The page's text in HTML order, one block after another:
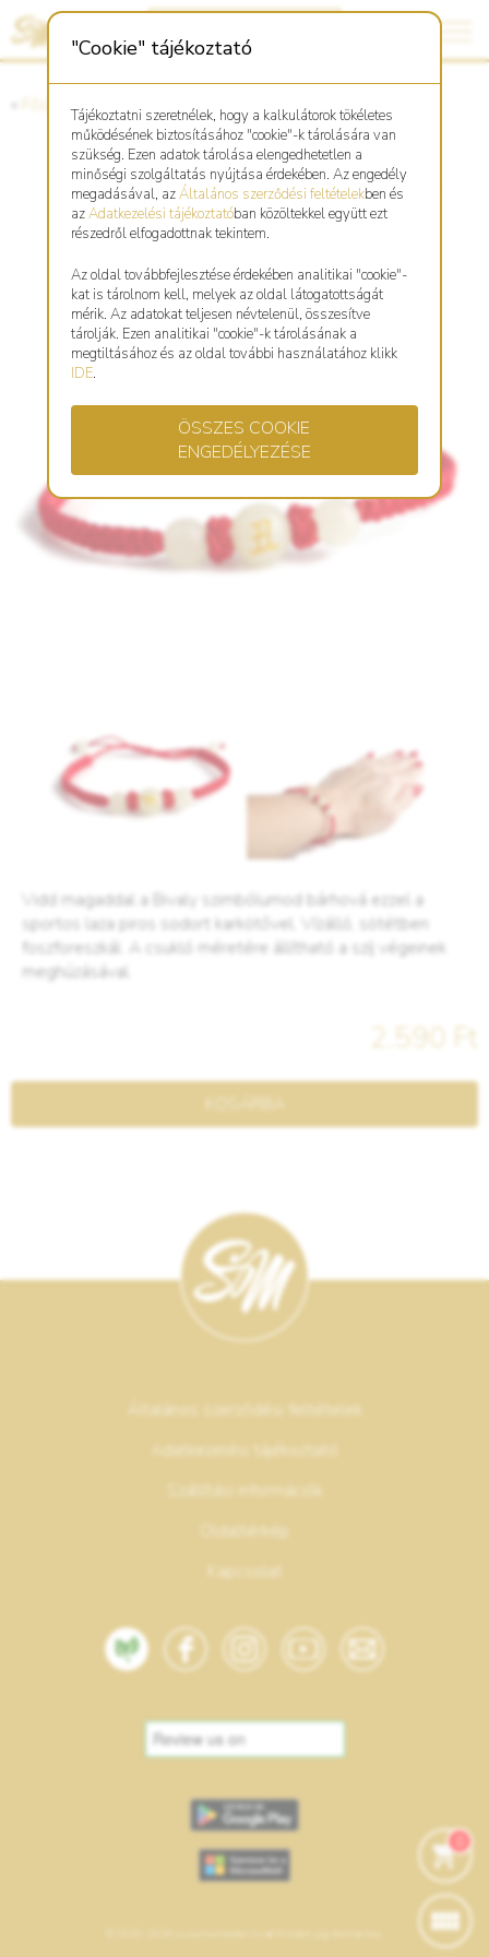
"Cookie" tájékoztató
Tájékoztatni szeretnélek, hogy a kalkulátorok tökéletes
működésének biztosításához "cookie"-k tárolására van
szükség. Ezen adatok tárolása elengedhetetlen a
minőségi szolgáltatás nyújtása érdekében. Az engedély
megadásával, azÁltalános szerződési feltételekben és
azAdatkezelési tájékoztatóban közöltekkel együtt ezt
részedről elfogadottnak tekintem.
Az oldal továbbfejlesztése érdekében analitikai "cookie"-
kat is tárolnom kell, melyek az oldal látogatottságát
mérik. Az adatokat teljesen névtelenül, összesítve
tárolják. Ezen analitikai "cookie"-k tárolásának a
megtiltásához és az oldal további használatához klikk
IDE.
ÖSSZES COOKIE
ENGEDÉLYEZÉSE
Főoldal«Asztro Shop
Fonott, piros karkötő Bivaly
szimbólummal
Vidd magaddal a Bivaly szimbólumod bárhová ezzel a
sportos laza piros sodort karkötővel. Vízálló, sötétben
foszforeszkál. A csukló méretére állítható a szíj végeinek
meghúzásával.
2.590 Ft
Általános szerződési feltételek
Adatkezelési tájékoztató
Szállítási információk
Oldaltérkép
Kapcsolat
© 2020-2026 suzannamester.hu • Minden jog fenntartva.